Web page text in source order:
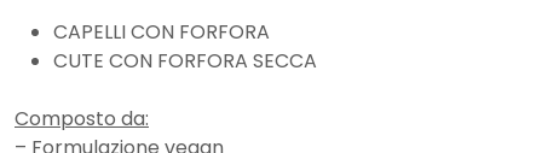
CAPELLI CON FORFORA
CUTE CON FORFORA SECCA
Composto da: